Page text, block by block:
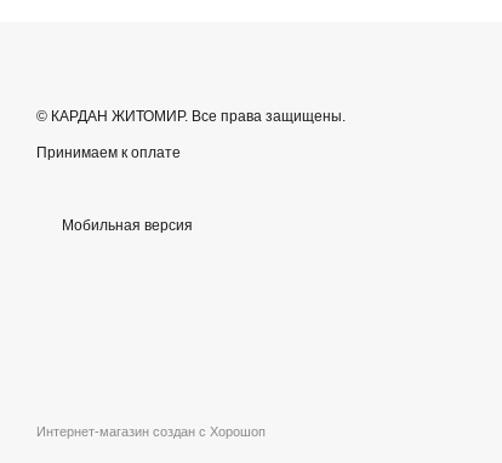
© КАРДАН ЖИТОМИР. Все права защищены.
Принимаем к оплате
Мобильная версия
Интернет-магазин создан с Хорошоп